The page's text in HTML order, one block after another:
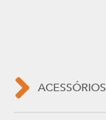
ACESSÓRIOS